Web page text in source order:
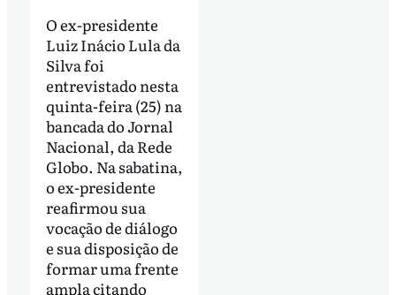
O ex-presidente
Luiz Inácio Lula da
Silva foi
entrevistado nesta
quinta-feira (25) na
bancada do Jornal
Nacional, da Rede
Globo. Na sabatina,
o ex-presidente
reafirmou sua
vocação de diálogo
e sua disposição de
formar uma frente
ampla citando